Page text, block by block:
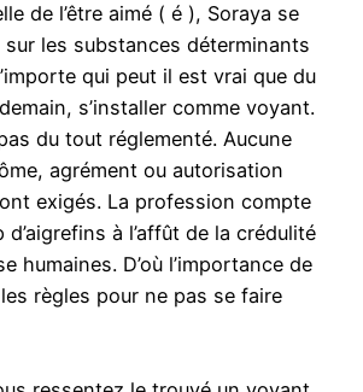
de l’être aimé ( é ), Soraya se
les substances déterminants
qui peut il est vrai que du
s’installer comme voyant.
du tout réglementé. Aucune
agrément ou autorisation
exigés. La profession compte
à l’affût de la crédulité
humaines. D’où l’importance de
règles pour ne pas se faire